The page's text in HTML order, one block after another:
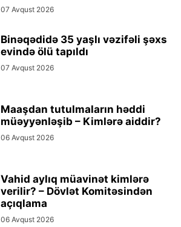
07 Avqust 2026
Binəqədidə 35 yaşlı vəzifəli şəxs
evində ölü tapıldı
07 Avqust 2026
Maaşdan tutulmaların həddi
müəyyənləşib – Kimlərə aiddir?
06 Avqust 2026
Vahid aylıq müavinət kimlərə
verilir? – Dövlət Komitəsindən
açıqlama
06 Avqust 2026